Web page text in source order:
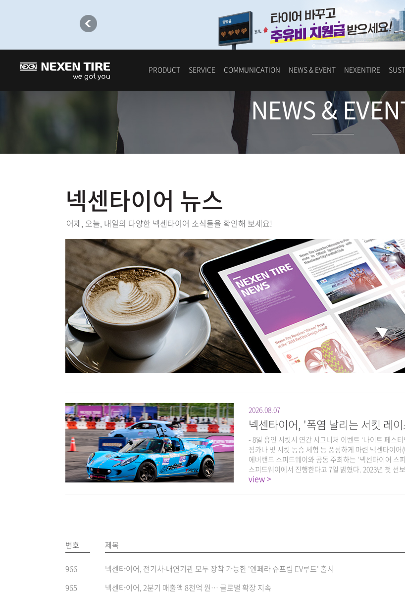
PRODUCT SERVICE COMMUNICATION NEWS & EVENT NEXENTIRE
NEWS &
넥센타이어 뉴스
어제, 오늘, 내일의 다양한 넥센타이어 소식들을 확인해 보세요!
2026.08.07
넥센타이어, '폭염 날리는 서킷 레
- 8일 용인 서킷서 연간 시그니처 이벤트 ‘나이트 페스
짐카나 및 서킷 동승 체험 등 풍성하게 마련 넥센타이
에버랜드 스피드웨이와 공동 주최하는 '넥센타이어 스
스피드웨이에서 진행한다고 7일 밝혔다. 2023년 첫 선
view >
번호 제목
966 넥센타이어, 전기차∙내연기관 모두 장착 가능한 '엔페라 슈프림 EV루트' 출시
965
넥센타이어, 2분기 매출액 8천억 원… 글로벌 확장 지속